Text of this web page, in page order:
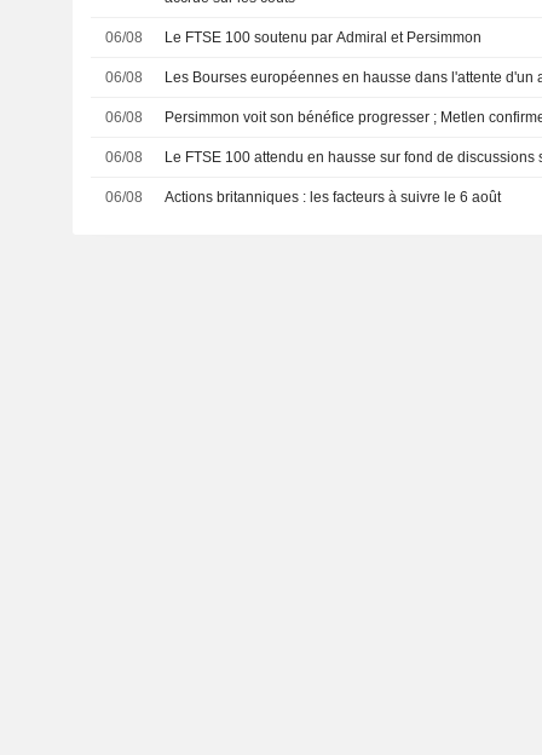
06/08 Le FTSE 100 soutenu par Admiral et Persimmon
06/08 Les Bourses européennes en hausse dans l'attente d'un
06/08 Persimmon voit son bénéfice progresser ; Metlen
06/08 Le FTSE 100 attendu en hausse sur fond de discussions
06/08 Actions britanniques : les facteurs à suivre le 6 août